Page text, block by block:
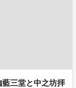
三堂と中之坊拝